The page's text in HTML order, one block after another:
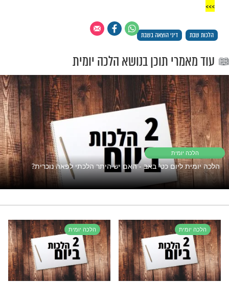
דיני הוצאה בשבת
את השפע אבל המצב תקוע?נסו את זה